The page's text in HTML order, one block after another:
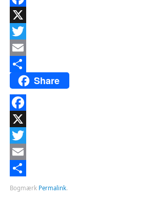
Facebook
X
Twitter
Email
Del
Share
Facebook
X
Twitter
Email
Del
Bogmærk Permalink.